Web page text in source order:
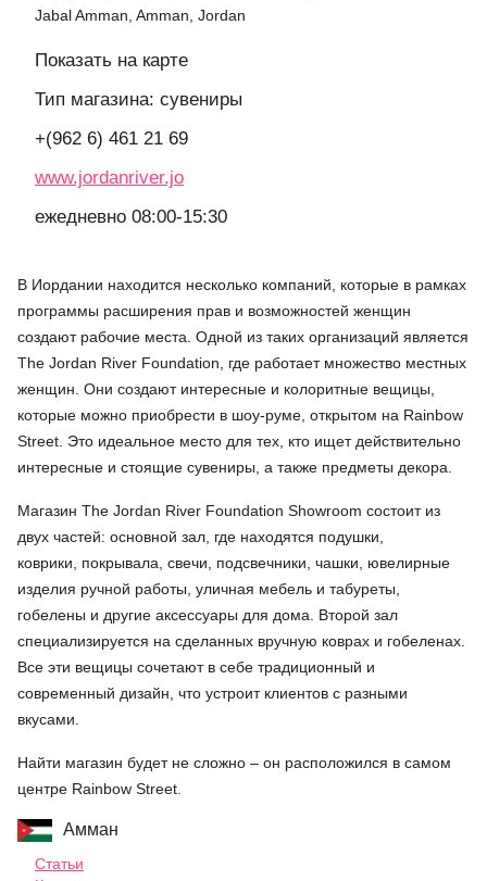
Jabal Amman, Amman, Jordan
Показать на карте
Тип магазина: сувениры
+(962 6) 461 21 69
www.jordanriver.jo
ежедневно 08:00-15:30
В Иордании находится несколько компаний, которые в рамках
программы расширения прав и возможностей женщин
создают рабочие места. Одной из таких организаций является
The Jordan River Foundation, где работает множество местных
женщин. Они создают интересные и колоритные вещицы,
которые можно приобрести в шоу-руме, открытом на Rainbow
Street. Это идеальное место для тех, кто ищет действительно
интересные и стоящие сувениры, а также предметы декора.
Магазин The Jordan River Foundation Showroom состоит из
двух частей: основной зал, где находятся подушки,
коврики, покрывала, свечи, подсвечники, чашки, ювелирные
изделия ручной работы, уличная мебель и табуреты,
гобелены и другие аксессуары для дома. Второй зал
специализируется на сделанных вручную коврах и гобеленах.
Все эти вещицы сочетают в себе традиционный и
современный дизайн, что устроит клиентов с разными
вкусами.
Найти магазин будет не сложно – он расположился в самом
центре Rainbow Street.
Амман
Статьи